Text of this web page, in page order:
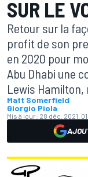
SUR LE
Retour sur la
profit de son
en 2020 pour
Abu Dhabi une
Lewis
Matt Somerfield
Giorgio Piola
Mis à jour: 28 déc. 2021,